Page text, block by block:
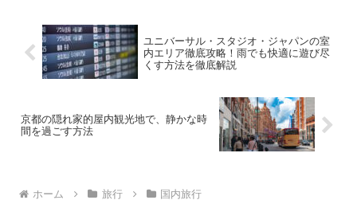
ユニバーサル・スタジオ・ジャパンの室
内エリア徹底攻略！雨でも快適に遊び尽
くす方法を徹底解説
京都の隠れ家的屋内観光地で、静かな時
間を過ごす方法
ホーム 旅行 国内旅行